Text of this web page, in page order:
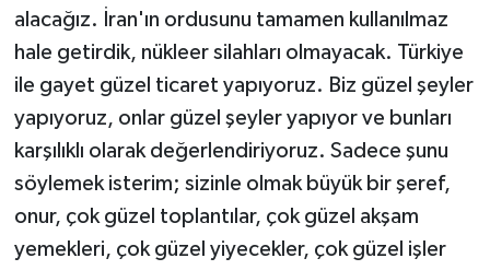
alacağız. İran'ın ordusunu tamamen kullanılmaz
hale getirdik, nükleer silahları olmayacak. Türkiye
ile gayet güzel ticaret yapıyoruz. Biz güzel şeyler
yapıyoruz, onlar güzel şeyler yapıyor ve bunları
karşılıklı olarak değerlendiriyoruz. Sadece şunu
söylemek isterim; sizinle olmak büyük bir şeref,
onur, çok güzel toplantılar, çok güzel akşam
yemekleri, çok güzel yiyecekler, çok güzel işler